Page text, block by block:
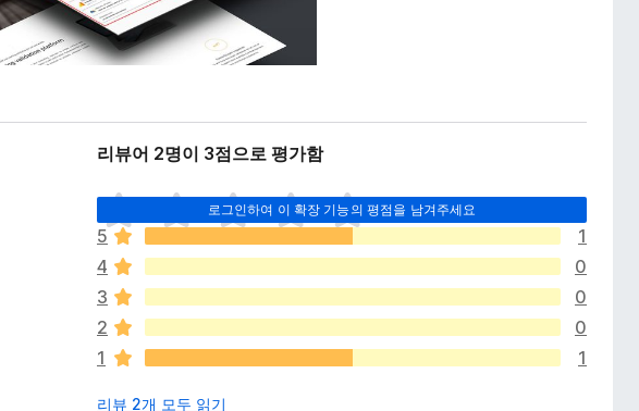
리뷰어 2명이 3점으로 평가함
로그인하여 이 확장 기능의 평점을 남겨주세요
아
직
평
점
이
없
습
니
5
1
4
0
3
0
2
0
1
1
리뷰 2개 모두 읽기